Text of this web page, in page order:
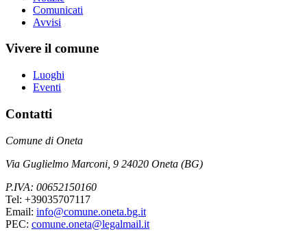
Comunicati
Avvisi
Vivere il comune
Luoghi
Eventi
Contatti
Comune di Oneta
Via Guglielmo Marconi, 9 24020 Oneta (BG)
P.IVA: 00652150160
Tel: +39035707117
Email: info@comune.oneta.bg.it
PEC: comune.oneta@legalmail.it